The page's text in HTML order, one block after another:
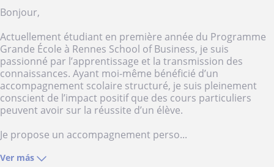
Bonjour,
Actuellement étudiant en première année du Programme
Grande École à Rennes School of Business, je suis
passionné par l’apprentissage et la transmission des
connaissances. Ayant moi-même bénéficié d’un
accompagnement scolaire structuré, je suis pleinement
conscient de l’impact positif que des cours particuliers
peuvent avoir sur la réussite d’un élève.
Je propose un accompagnement perso...
Ver más